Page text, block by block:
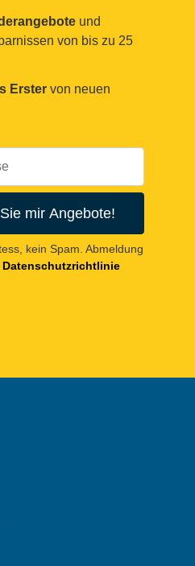
und
von bis zu 25
Erster von neuen
mir Angebote!
kein Spam. Abmeldung
Datenschutzrichtlinie